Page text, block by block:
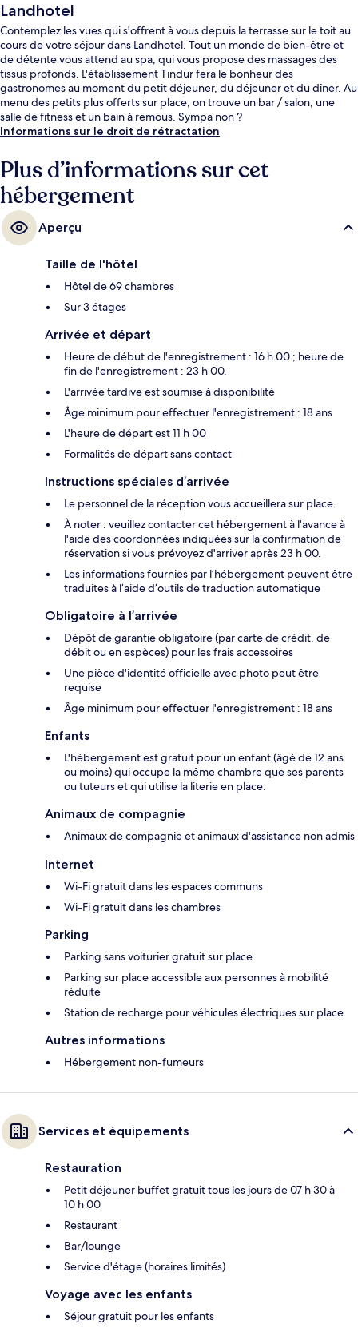
Landhotel
Contemplez les vues qui s'offrent à vous depuis la terrasse sur le toit au
cours de votre séjour dans Landhotel. Tout un monde de bien-être et
de détente vous attend au spa, qui vous propose des massages des
tissus profonds. L'établissement Tindur fera le bonheur des
gastronomes au moment du petit déjeuner, du déjeuner et du dîner. Au
menu des petits plus offerts sur place, on trouve un bar / salon, une
salle de fitness et un bain à remous. Sympa non ?
Informations sur le droit de rétractation
Plus d’informations sur cet
hébergement
Aperçu
Taille de l'hôtel
Hôtel de 69 chambres
Sur 3 étages
Arrivée et départ
Heure de début de l'enregistrement : 16 h 00 ; heure de
fin de l'enregistrement : 23 h 00.
L'arrivée tardive est soumise à disponibilité
Âge minimum pour effectuer l'enregistrement : 18 ans
L'heure de départ est 11 h 00
Formalités de départ sans contact
Instructions spéciales d’arrivée
Le personnel de la réception vous accueillera sur place.
À noter : veuillez contacter cet hébergement à l'avance à
l'aide des coordonnées indiquées sur la confirmation de
réservation si vous prévoyez d'arriver après 23 h 00.
Les informations fournies par l’hébergement peuvent être
traduites à l’aide d’outils de traduction automatique
Obligatoire à l’arrivée
Dépôt de garantie obligatoire (par carte de crédit, de
débit ou en espèces) pour les frais accessoires
Une pièce d'identité officielle avec photo peut être
requise
Âge minimum pour effectuer l'enregistrement : 18 ans
Enfants
L'hébergement est gratuit pour un enfant (âgé de 12 ans
ou moins) qui occupe la même chambre que ses parents
ou tuteurs et qui utilise la literie en place.
Animaux de compagnie
Animaux de compagnie et animaux d'assistance non admis
Internet
Wi-Fi gratuit dans les espaces communs
Wi-Fi gratuit dans les chambres
Parking
Parking sans voiturier gratuit sur place
Parking sur place accessible aux personnes à mobilité
réduite
Station de recharge pour véhicules électriques sur place
Autres informations
Hébergement non-fumeurs
Services et équipements
Restauration
Petit déjeuner buffet gratuit tous les jours de 07 h 30 à
10 h 00
Restaurant
Bar/lounge
Service d'étage (horaires limités)
Voyage avec les enfants
Séjour gratuit pour les enfants